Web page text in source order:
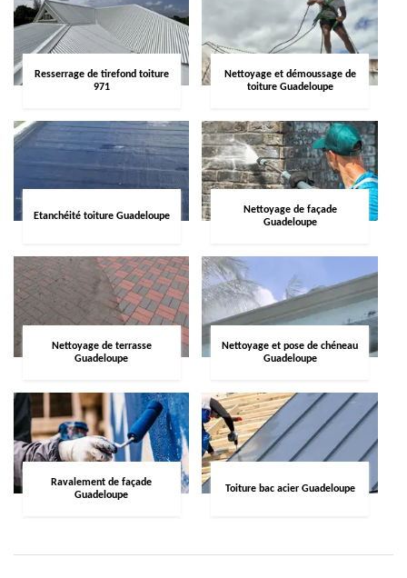
Resserrage de tirefond toiture
971
Nettoyage et démoussage de
toiture Guadeloupe
Etanchéité toiture Guadeloupe
Nettoyage de façade
Guadeloupe
Nettoyage de terrasse
Guadeloupe
Nettoyage et pose de chéneau
Guadeloupe
Ravalement de façade
Guadeloupe
Toiture bac acier Guadeloupe